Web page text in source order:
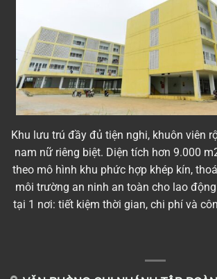
Khu lưu trú đầy đủ tiện nghi, khuôn viên
nam nữ riêng biệt. Diện tích hơn 9.000
theo mô hình khu phức hợp khép kín,
môi trường an ninh an toàn cho lao
tại 1 nơi: tiết kiệm thời gian, chi phí và